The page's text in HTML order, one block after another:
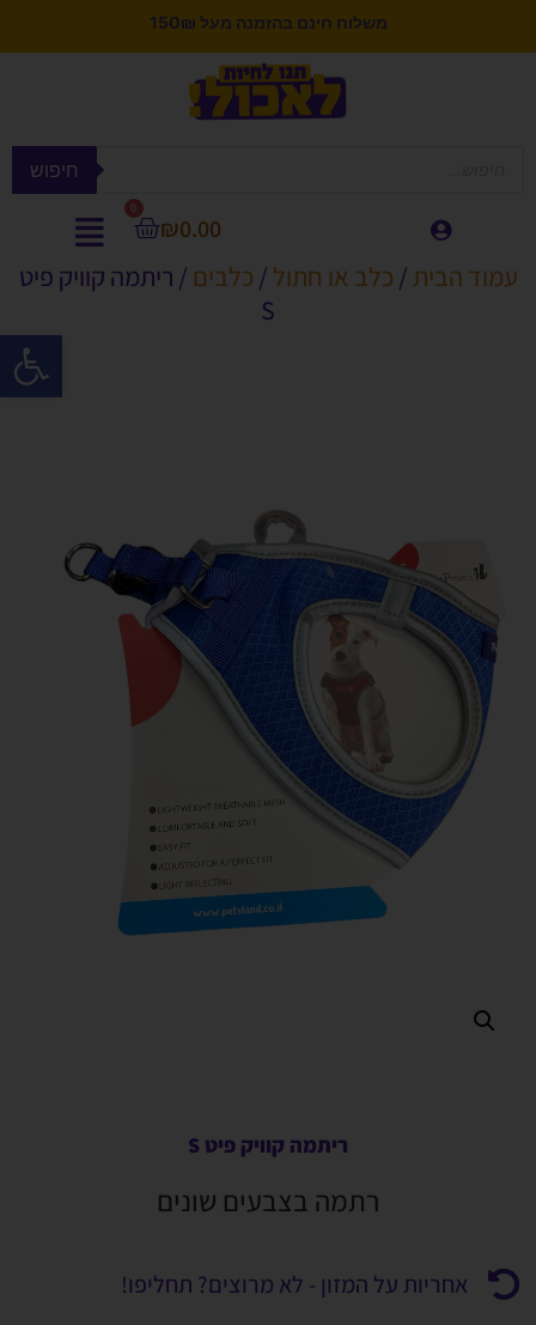
פתח
משלוח חינם בהזמנה מעל 150₪
חיפוש
₪0.00
0
עמוד הבית / כלב או חתול / כלבים / ריתמה קוויק פיט
S
ריתמה קוויק פיט S
רתמה בצבעים שונים
אחריות על המזון - לא מרוצים? תחליפו!